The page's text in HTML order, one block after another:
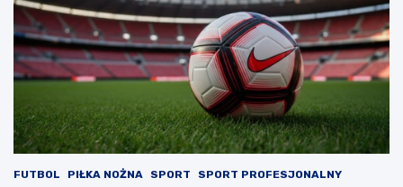
FUTBOL PIŁKA NOŻNA SPORT SPORT PROFESJONALNY